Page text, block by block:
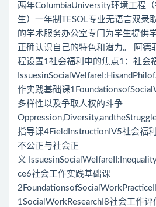
两年ColumbiaUniversity环境工程
生）一年制TESOL专业无语言双录
的学术服务办公室专门为学生提供
正确认识自己的特色和潜力。 阿德
程设置1社会福利中的焦点1：社会
作实践基础课
多样性以及争取人权的斗争
指导课4FieldInstructionIV5社会福
不公正与社会正
义
ce6社会工作实践基础课
1SocialWorkResearchI8社会工作评